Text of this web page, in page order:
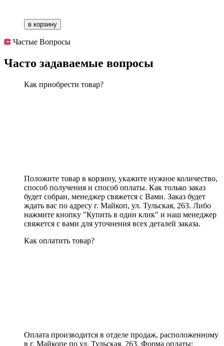
в корзину
Частые Вопросы
Часто задаваемые вопросы
Как приобрести товар?
Положите товар в корзину, укажите нужное количество,
способ получения и способ оплаты. Как только заказ
будет собран, менеджер свяжется с Вами. Заказ будет
ждать вас по адресу г. Майкоп, ул. Тульская, 263. Либо
нажмите кнопку "Купить в один клик" и наш менеджер
свяжется с вами для уточнения всех деталей заказа.
Как оплатить товар?
Оплата производится в отделе продаж, расположенному
в г. Майкопе по ул. Тульская, 263. Форма оплаты: